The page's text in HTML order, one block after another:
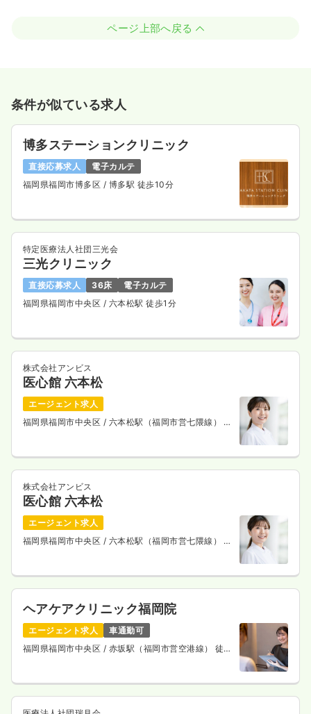
ページ上部へ戻る
条件が似ている求人
博多ステーションクリニック
直接応募求人
電子カルテ
福岡県福岡市博多区 / 博多駅 徒歩10分
特定医療法人社団三光会
三光クリニック
直接応募求人 36床
電子カルテ
福岡県福岡市中央区 / 六本松駅 徒歩1分
株式会社アンビス
医心館 六本松
エージェント求人
福岡県福岡市中央区 / 六本松駅（福岡市営七隈線） 徒
株式会社アンビス
医心館 六本松
エージェント求人
福岡県福岡市中央区 / 六本松駅（福岡市営七隈線） 徒
ヘアケアクリニック福岡院
エージェント求人
車通勤可
福岡県福岡市中央区 / 赤坂駅（福岡市営空港線） 徒歩